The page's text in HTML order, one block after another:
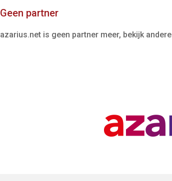
Geen partner
azarius.net is geen partner meer, bekijk andere